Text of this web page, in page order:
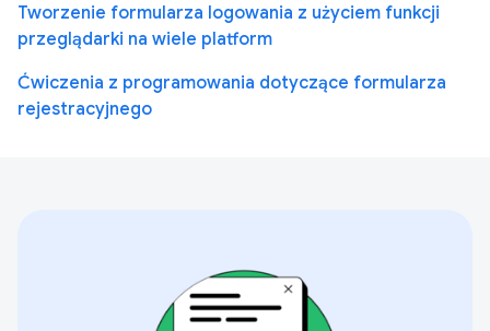
Tworzenie formularza logowania z użyciem funkcji
przeglądarki na wiele platform
Ćwiczenia z programowania dotyczące formularza
rejestracyjnego